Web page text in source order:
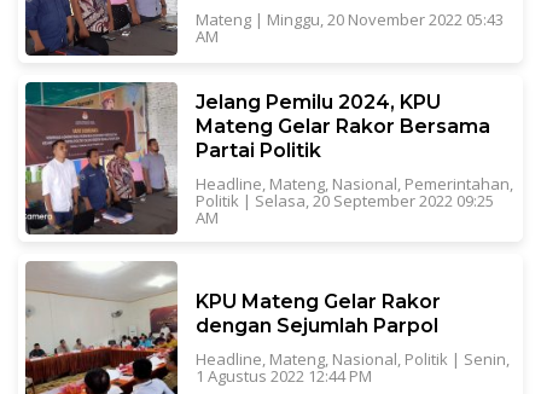
Mateng| Minggu, 20 November 2022 05:43
AM
Jelang Pemilu 2024, KPU
Mateng Gelar Rakor Bersama
Partai Politik
Headline, Mateng, Nasional, Pemerintahan,
Politik | Selasa, 20 September 2022 09:25
AM
KPU Mateng Gelar Rakor
dengan Sejumlah Parpol
Headline, Mateng, Nasional, Politik | Senin,
1 Agustus 2022 12:44 PM